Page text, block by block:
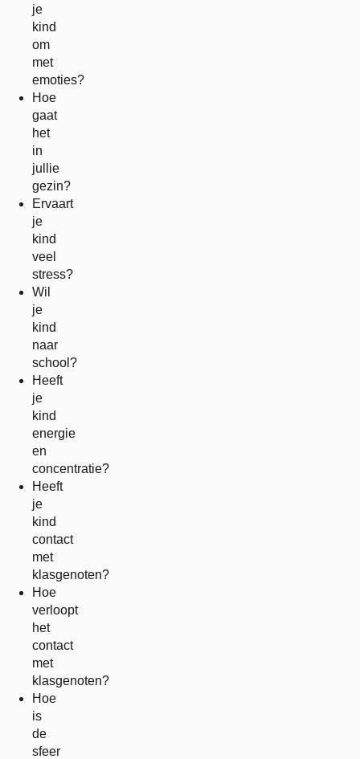
je
kind
om
met
emoties?
Hoe
gaat
het
in
jullie
gezin?
Ervaart
je
kind
veel
stress?
Wil
je
kind
naar
school?
Heeft
je
kind
energie
en
concentratie?
Heeft
je
kind
contact
met
klasgenoten?
Hoe
verloopt
het
contact
met
klasgenoten?
Hoe
is
de
sfeer